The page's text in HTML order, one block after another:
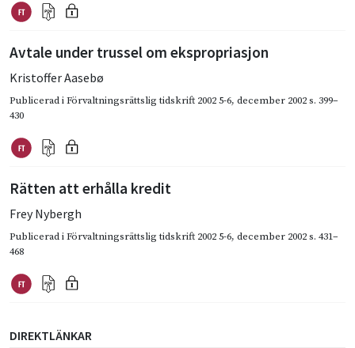
Avtale under trussel om ekspropriasjon
Kristoffer Aasebø
Publicerad iFörvaltningsrättslig tidskrift 2002 5-6, december 2002s. 399–
430
Rätten att erhålla kredit
Frey Nybergh
Publicerad iFörvaltningsrättslig tidskrift 2002 5-6, december 2002s. 431–
468
DIREKTLÄNKAR